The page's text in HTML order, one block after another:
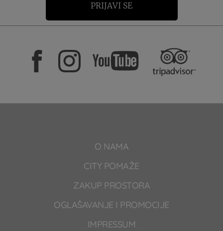
PRIJAVI SE
O NAMA
CITY POMAŽE
ZAKUP PROSTORA
OGLAŠAVANJE I PROMOCIJE
IMPRESSUM